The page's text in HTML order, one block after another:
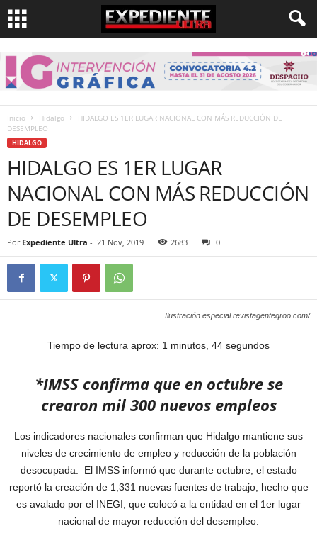
Inicio Hidalgo
HIDALGO ES 1ER LUGAR NACIONAL CON MÁS REDUCCIÓN DE
DESEMPLEO
HIDALGO
HIDALGO ES 1ER LUGAR
NACIONAL CON MÁS REDUCCIÓN
DE DESEMPLEO
Por Expediente Ultra - 21 Nov, 2019 2683 0
Ilustración especial revistagenteqroo.com/
Tiempo de lectura aprox: 1 minutos, 44 segundos
*IMSS confirma que en octubre se
crearon mil 300 nuevos empleos
Los indicadores nacionales confirman que Hidalgo mantiene sus
niveles de crecimiento de empleo y reducción de la población
desocupada. El IMSS informó que durante octubre, el estado
reportó la creación de 1,331 nuevas fuentes de trabajo, hecho que
es avalado por el INEGI, que colocó a la entidad en el 1er lugar
nacional de mayor reducción del desempleo.